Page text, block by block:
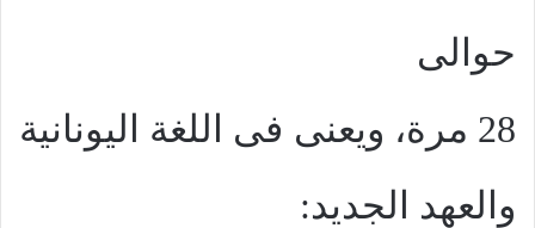
حوالى
28 مرة، ويعنى فى اللغة اليونانية
والعهد الجديد: